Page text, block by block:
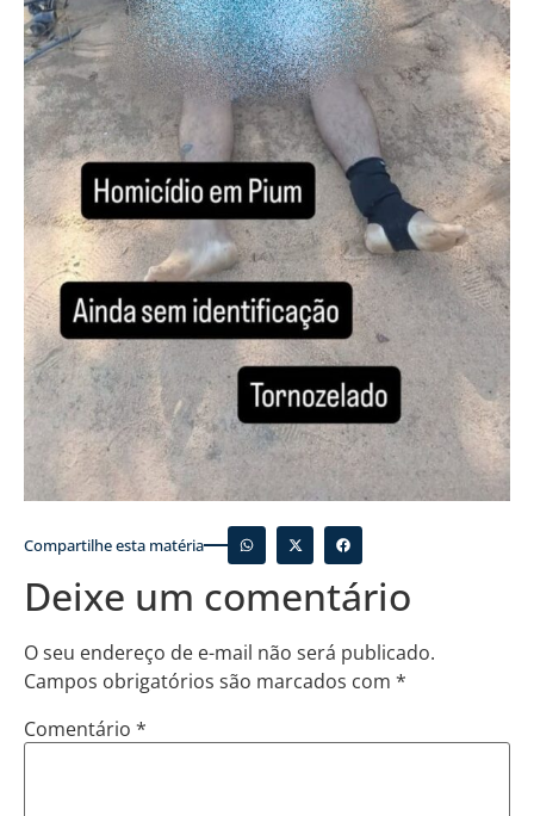
Compartilhe esta matéria
Deixe um comentário
O seu endereço de e-mail não será publicado.
Campos obrigatórios são marcados com *
Comentário *